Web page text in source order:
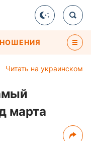
Читать на украинском
марта